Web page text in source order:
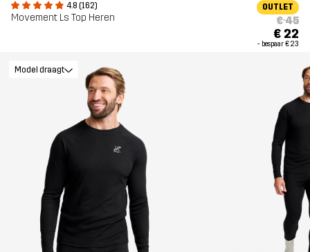
4.8 (162)
Movement Ls Top Heren
OUTLET
€ 45
€ 22
- bespaar€ 23
Model draagt